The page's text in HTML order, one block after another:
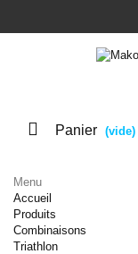
Panier (vide)
Menu
Accueil
Produits
Combinaisons
Triathlon